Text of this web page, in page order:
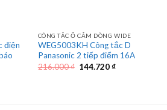
điện
CÔNG TẮC Ổ CẮM DÒNG WIDE
WEG5003KH Công tắc D
Panasonic 2 tiếp điểm 16A
216.000₫ Giá
144.720₫Giá